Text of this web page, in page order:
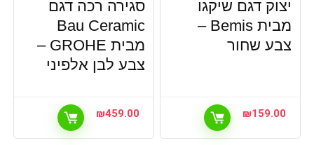
יצוק דגם שיקגו
מבית Bemis –
צבע שחור
₪159.00
סגירה רכה דגם
Bau Ceramic
מבית GROHE –
צבע לבן אלפיני
₪459.00